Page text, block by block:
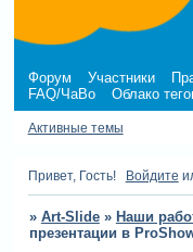
Форум Участники
FAQ/ЧаВо
Облако
Активные темы
Привет, Гость! Войдите
» Art-Slide » Наши
презентации в